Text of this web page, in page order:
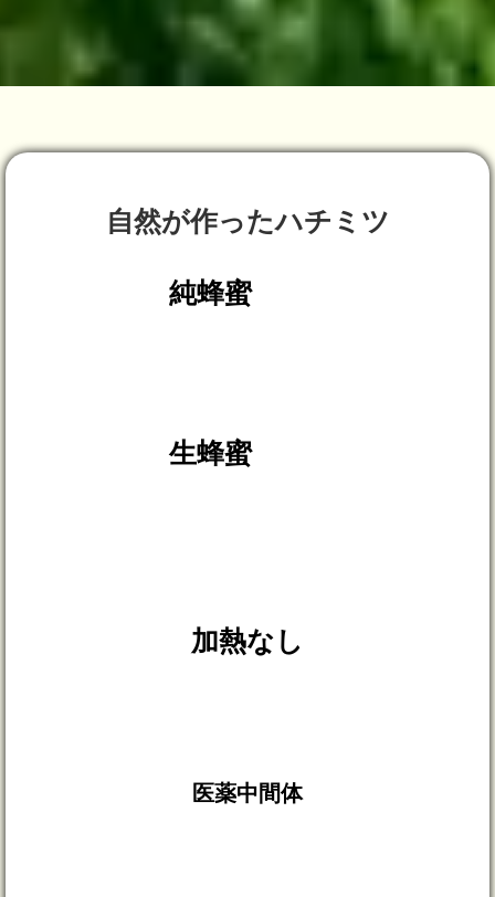
自然が作ったハチミツ
純蜂蜜
生蜂蜜
加熱なし
医薬中間体